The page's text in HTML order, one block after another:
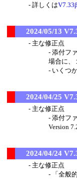
詳しくは
2024/05/13
主な修正点
添付フ
場合に、
いくつ
2024/04/25
主な修正点
添付フ
Version
2024/04/24
主な修正点
「全般